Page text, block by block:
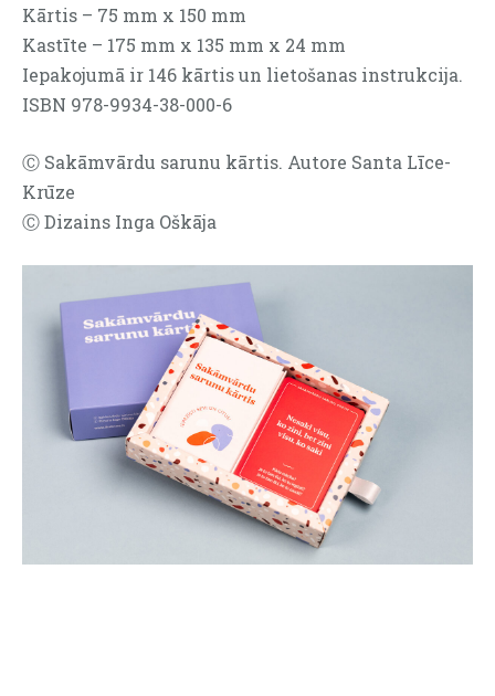
Kārtis – 75 mm x 150 mm
Kastīte – 175 mm x 135 mm x 24 mm
Iepakojumā ir 146 kārtis un lietošanas instrukcija.
ISBN 978-9934-38-000-6
Ⓒ Sakāmvārdu sarunu kārtis. Autore Santa Līce-
Krūze
Ⓒ Dizains Inga Oškāja